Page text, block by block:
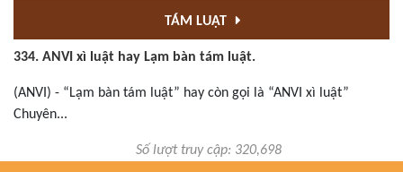
TÁM LUẬT
334. ANVI xì luật hay Lạm bàn tám luật.
(ANVI) - “Lạm bàn tám luật” hay còn gọi là “ANVI xì luật”
Chuyên...
Số lượt truy cập: 320,698